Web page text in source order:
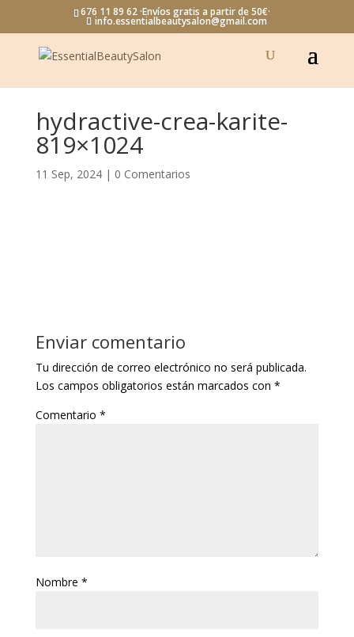
676 11 89 62 ·Envíos gratis a partir de 50€·
info.essentialbeautysalon@gmail.com
hydractive-crea-karite-
819×1024
11 Sep, 2024| 0 Comentarios
Enviar comentario
Tu dirección de correo electrónico no será publicada.
Los campos obligatorios están marcados con *
Comentario *
Nombre *